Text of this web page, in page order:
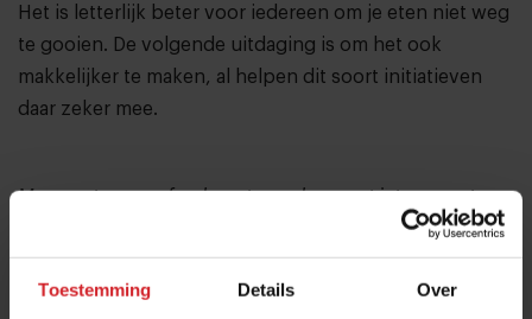
Toestemming Details Over
Het is letterlijk beter voor iedereen om je eten niet weg
te gooien. De volgende uitdaging is om het ook
makkelijker te maken, al helpen dit soort initiatieven
daar zeker mee.
Meer weten over food waste en de meest interessante
trends op dit gebied? De eerste editie van Food
Inspiration magazine in 2020 zoomt in op deze
problematiek.